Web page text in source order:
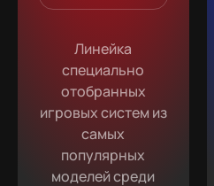
Линейка
специально
отобранных
игровых систем из
самых
популярных
моделей среди